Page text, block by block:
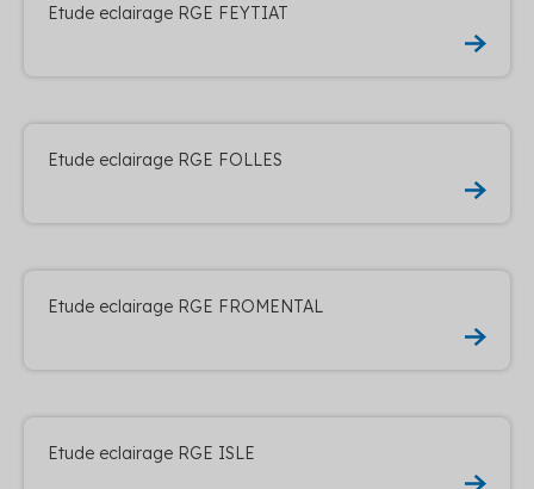
Etude eclairage RGE FEYTIAT
Etude eclairage RGE FOLLES
Etude eclairage RGE FROMENTAL
Etude eclairage RGE ISLE